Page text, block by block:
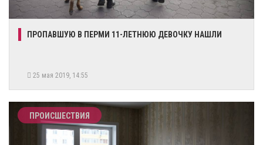
ПРОПАВШУЮ В ПЕРМИ 11-ЛЕТНЮЮ ДЕВОЧКУ НАШЛИ
25 мая 2019, 14:55
ПРОИСШЕСТВИЯ